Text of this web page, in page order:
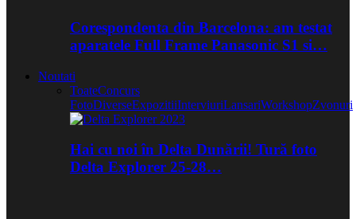
Corespondenta din Barcelona: am testat
aparatele Full Frame Panasonic S1 si…
Noutati
ToateConcurs
FotoDiverseExpozitiiInterviuriLansariWorkshopZvonuri
Hai cu noi în Delta Dunării! Tură foto
Delta Explorer 25-28…